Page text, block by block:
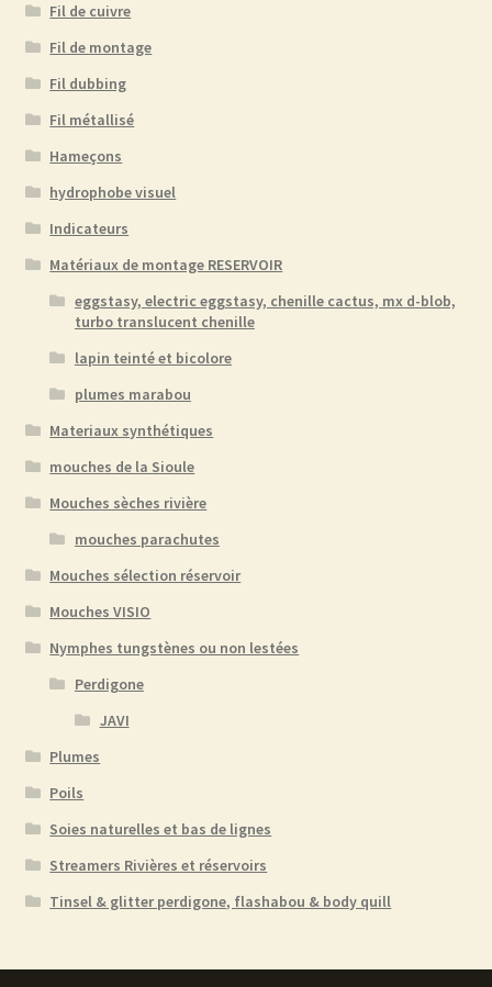
Fil de cuivre
Fil de montage
Fil dubbing
Fil métallisé
Hameçons
hydrophobe visuel
Indicateurs
Matériaux de montage RESERVOIR
eggstasy, electric eggstasy, chenille cactus, mx d-blob,
turbo translucent chenille
lapin teinté et bicolore
plumes marabou
Materiaux synthétiques
mouches de la Sioule
Mouches sèches rivière
mouches parachutes
Mouches sélection réservoir
Mouches VISIO
Nymphes tungstènes ou non lestées
Perdigone
JAVI
Plumes
Poils
Soies naturelles et bas de lignes
Streamers Rivières et réservoirs
Tinsel & glitter perdigone, flashabou & body quill